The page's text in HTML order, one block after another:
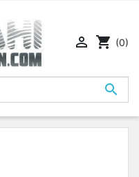

 shopping_cart (0)